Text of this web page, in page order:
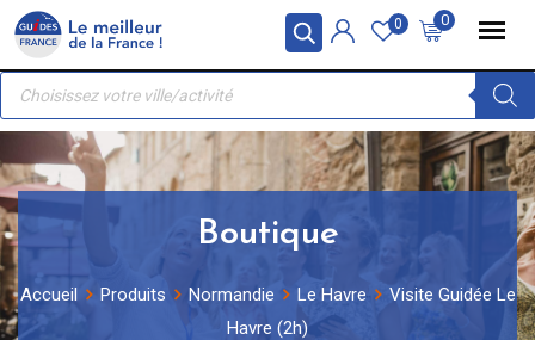
Panneau de gestion des cookies
Skip
content
0
0
Recherche
produits
Boutique
Accueil Produits Normandie Le Havre
Visite Guidée Le
Havre (2h)